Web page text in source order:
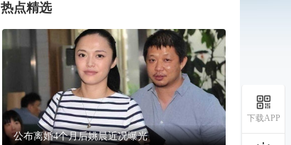
下载APP
热点精选
公布离婚4个月后姚晨近况曝光